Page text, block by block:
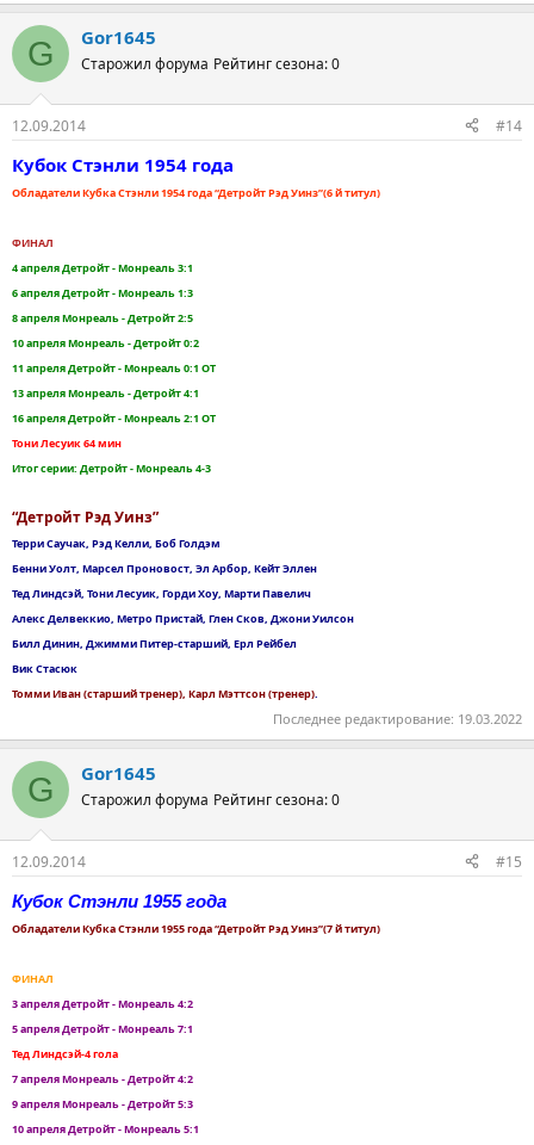
G Gor1645
Старожил форума Рейтинг сезона: 0
12.09.2014 #14
Кубок Стэнли 1954 года
Обладатели Кубка Стэнли 1954 года “Детройт Рэд Уинз”(6 й титул)
ФИНАЛ
4 апреля Детройт - Монреаль 3:1
6 апреля Детройт - Монреаль 1:3
8 апреля Монреаль - Детройт 2:5
10 апреля Монреаль - Детройт 0:2
11 апреля Детройт - Монреаль 0:1 ОТ
13 апреля Монреаль - Детройт 4:1
16 апреля Детройт - Монреаль 2:1 ОТ
Тони Лесуик 64 мин
Итог серии: Детройт - Монреаль 4-3
“Детройт Рэд Уинз”
Терри Саучак, Рэд Келли, Боб Голдэм
Бенни Уолт, Марсел Проновост, Эл Арбор, Кейт Эллен
Тед Линдсэй, Тони Лесуик, Горди Хоу, Марти Павелич
Алекс Делвеккио, Метро Пристай, Глен Сков, Джони Уилсон
Билл Динин, Джимми Питер-старший, Ерл Рейбел
Вик Стасюк
Томми Иван (старший тренер), Карл Мэттсон (тренер)
Последнее редактирование: 19.03.2022
G Gor1645
Старожил форума Рейтинг сезона: 0
12.09.2014
#15
Кубок Стэнли 1955 года
Обладатели Кубка Стэнли 1955 года “Детройт Рэд Уинз”(7 й титул)
ФИНАЛ
3 апреля Детройт - Монреаль 4:2
5 апреля Детройт - Монреаль 7:1
Тед Линдсэй-4 гола
7 апреля Монреаль - Детройт 4:2
9 апреля Монреаль - Детройт 5:3
10 апреля Детройт - Монреаль 5:1